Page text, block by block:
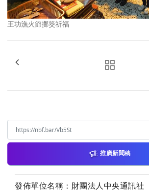
王功漁火節擲筊祈福
推廣新聞稿
發佈單位名稱：財團法人中央通訊社